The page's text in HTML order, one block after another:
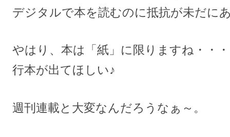
デジタルで本を読むのに抵抗が未だに
やはり、本は「紙」に限りますね・・
行本が出てほしい♪
週刊連載と大変なんだろうなぁ～。